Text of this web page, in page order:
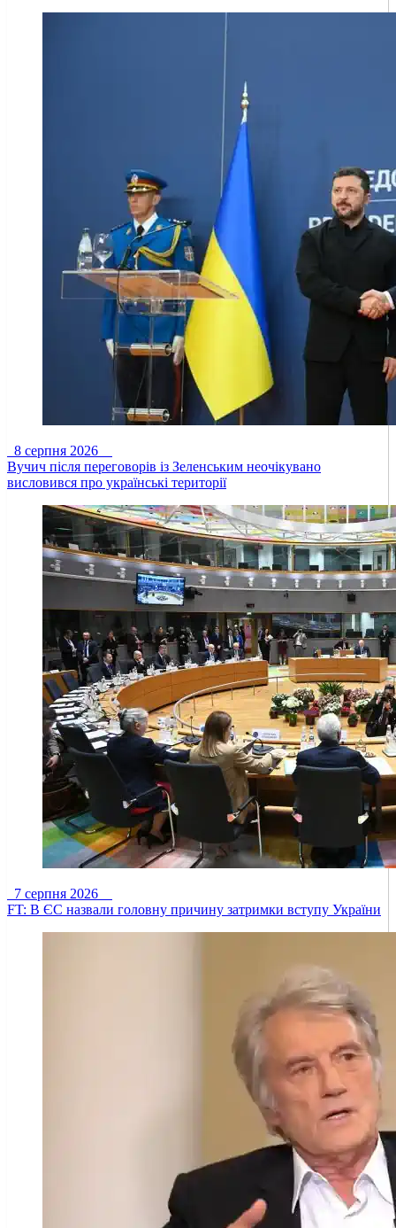
8 серпня 2026
Вучич після переговорів із Зеленським неочікувано
висловився про українські території
7 серпня 2026
FT: В ЄС назвали головну причину затримки вступу України